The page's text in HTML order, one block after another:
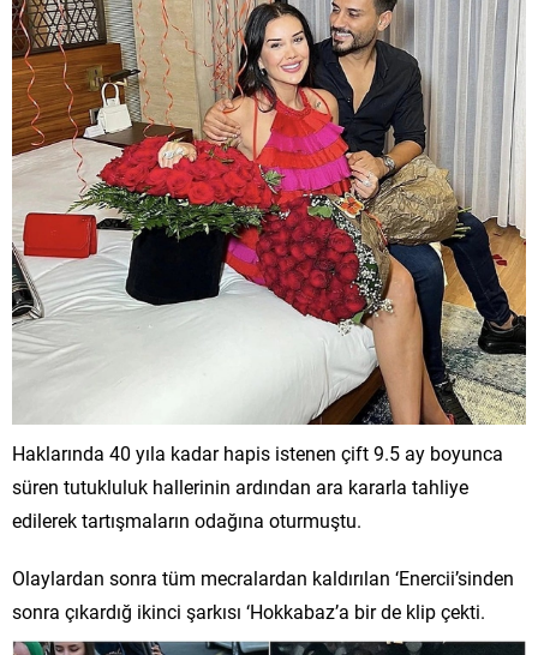
Haklarında 40 yıla kadar hapis istenen çift 9.5 ay boyunca
süren tutukluluk hallerinin ardından ara kararla tahliye
edilerek tartışmaların odağına oturmuştu.
Olaylardan sonra tüm mecralardan kaldırılan ‘Enercii’sinden
sonra çıkardığ ikinci şarkısı ‘Hokkabaz’a bir de klip çekti.